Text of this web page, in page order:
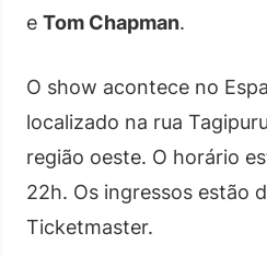
e Tom Chapman.
O show acontece no
localizado na rua
região oeste. O horário
22h. Os ingressos estão
Ticketmaster.